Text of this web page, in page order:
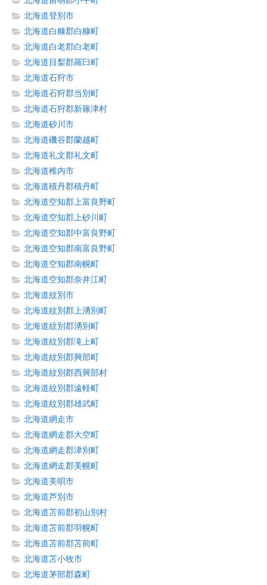
北海道登別市
北海道白糠郡白糠町
北海道白老郡白老町
北海道目梨郡羅臼町
北海道石狩市
北海道石狩郡当別町
北海道石狩郡新篠津村
北海道砂川市
北海道磯谷郡蘭越町
北海道礼文郡礼文町
北海道稚内市
北海道積丹郡積丹町
北海道空知郡上富良野町
北海道空知郡上砂川町
北海道空知郡中富良野町
北海道空知郡南富良野町
北海道空知郡南幌町
北海道空知郡奈井江町
北海道紋別市
北海道紋別郡上湧別町
北海道紋別郡湧別町
北海道紋別郡滝上町
北海道紋別郡興部町
北海道紋別郡西興部村
北海道紋別郡遠軽町
北海道紋別郡雄武町
北海道網走市
北海道網走郡大空町
北海道網走郡津別町
北海道網走郡美幌町
北海道美唄市
北海道芦別市
北海道苫前郡初山別村
北海道苫前郡羽幌町
北海道苫前郡苫前町
北海道苫小牧市
北海道茅部郡森町